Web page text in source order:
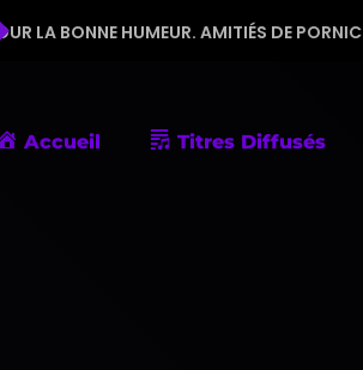
AMITIÉS DE PORNIC
Accueil Titres Diffusés